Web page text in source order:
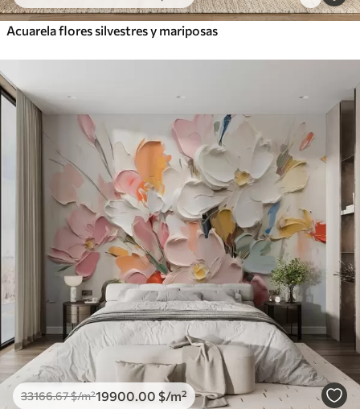
Acuarela flores silvestres y mariposas
33166.67$/m²19900 .00 $/m²